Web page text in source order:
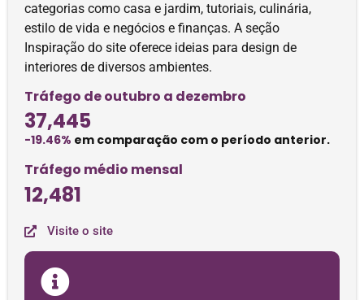
categorias como casa e jardim, tutoriais, culinária,
estilo de vida e negócios e finanças. A seção
Inspiração do site oferece ideias para design de
interiores de diversos ambientes.
Tráfego de outubro a dezembro
37,445
-19.46% em comparação com o período anterior.
Tráfego médio mensal
12,481
Visite o site